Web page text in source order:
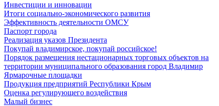
Инвестиции и инновации
Итоги социально-экономического развития
Эффективность деятельности ОМСУ
Паспорт города
Реализация указов Президента
Покупай владимирское, покупай российское!
Порядок размещения нестационарных торговых объектов на
территории муниципального образования город Владимир
Ярмарочные площадки
Продукция предприятий Республики Крым
Оценка регулирующего воздействия
Малый бизнес